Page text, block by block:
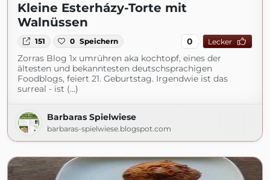
Kleine Esterházy-Torte mit
Walnüssen
151 0 Speichern 0 Lecker
Zorras Blog 1x umrühren aka kochtopf, eines der
ältesten und bekanntesten deutschsprachigen
Foodblogs, feiert 21. Geburtstag. Irgendwie ist das
surreal - ist (...)
Barbaras Spielwiese
barbaras-spielwiese.blogspot.com